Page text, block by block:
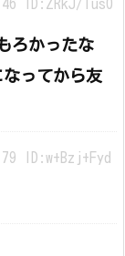
ID:ZRkJ/Tus0
ろかったな
ってから友
ID:w+Bzj+Fyd